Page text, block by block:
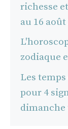
richesse
au 16 août
zodiaque
Les
pour 4
dimanche